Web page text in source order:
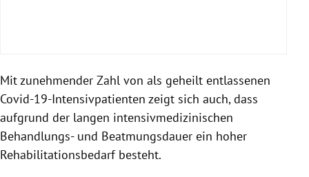
Mit zunehmender Zahl von als geheilt entlassenen
Covid-19-Intensivpatienten zeigt sich auch, dass
aufgrund der langen intensivmedizinischen
Behandlungs- und Beatmungsdauer ein hoher
Rehabilitationsbedarf besteht.